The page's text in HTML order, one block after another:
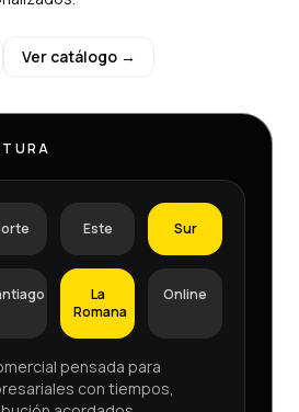
Ver catálogo →
Este Sur
La
Romana
Online
pensada para
con tiempos,